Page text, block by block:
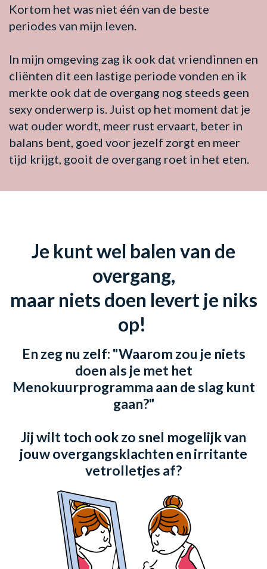
Kortom het was niet één van de beste
periodes van mijn leven.
In mijn omgeving zag ik ook dat vriendinnen en
cliënten dit een lastige periode vonden en ik
merkte ook dat de overgang nog steeds geen
sexy onderwerp is. Juist op het moment dat je
wat ouder wordt, meer rust ervaart, beter in
balans bent, goed voor jezelf zorgt en meer
tijd krijgt, gooit de overgang roet in het eten.
Je kunt wel balen van de
overgang,
maar niets doen levert je niks
op!
En zeg nu zelf: "Waarom zou je niets
doen als je met het
Menokuurprogramma aan de slag kunt
gaan?"
Jij wilt toch ook zo snel mogelijk van
jouw overgangsklachten en irritante
vetrolletjes af?